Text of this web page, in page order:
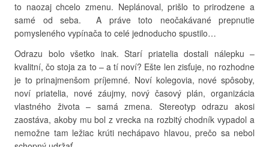
to naozaj chcelo zmenu. Neplánoval, prišlo to prirodzene a
samé od seba. A práve toto neočakávané prepnutie
pomysleného vypínača to celé jednoducho spustilo…
Odrazu bolo všetko inak. Starí priatelia dostali nálepku –
kvalitní, čo stoja za to – a tí noví? Ešte len zisťuje, no rozhodne
je to prinajmenšom príjemné. Noví kolegovia, nové spôsoby,
noví priatelia, nové záujmy, nový časový plán, organizácia
vlastného života – samá zmena. Stereotyp odrazu akosi
zaostáva, akoby mu bol z vrecka na rozbitý chodník vypadol a
nemožne tam ležiac krúti nechápavo hlavou, prečo sa nebol